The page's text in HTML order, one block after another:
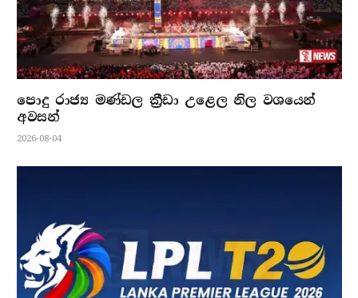
පොදු රාජ්‍ය මණ්ඩල ක්‍රීඩා උළෙල නිල වශයෙන්
අවසන්
2026-08-04